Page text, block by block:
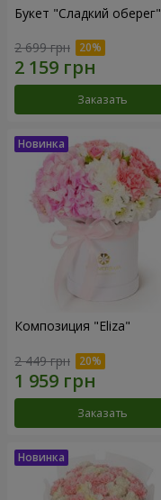
Букет "Сладкий оберег"
2 699 грн
Заказать
Композиция "Eliza"
2 449 грн
Заказать